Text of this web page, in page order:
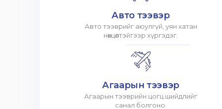
Авто тээвэр
Авто тээврийг аюулгүй, уян хатан
нөхцөлтэйгээр хүргэдэг.
Агаарын тээвэр
Агаарын тээврийн цогц шийдлийг
санал болгоно.